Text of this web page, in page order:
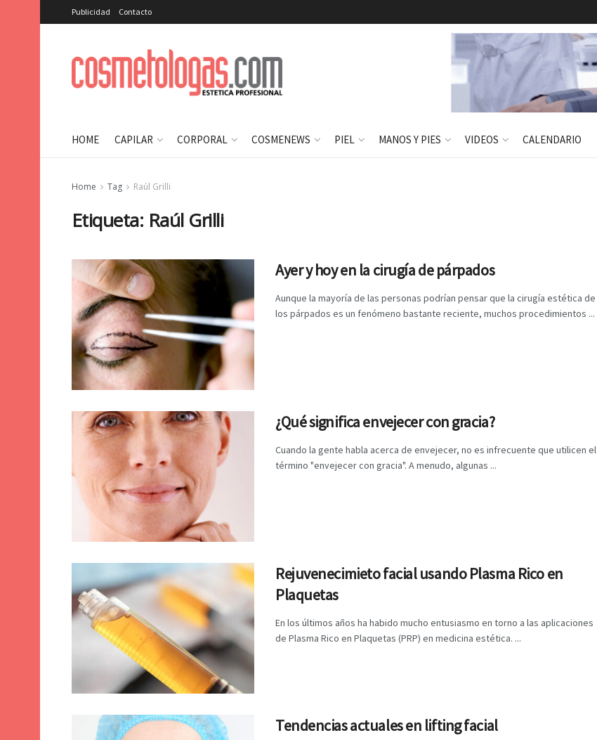
Publicidad Contacto
HOME CAPILAR CORPORAL COSMENEWS PIEL MANOS Y PIES VIDEOS CALENDARIO
Home Tag Raúl Grilli
Etiqueta: Raúl Grilli
Ayer y hoy en la cirugía de párpados
Aunque la mayoría de las personas podrían pensar que la cirugía estética de
los párpados es un fenómeno bastante reciente, muchos procedimientos ...
¿Qué significa envejecer con gracia?
Cuando la gente habla acerca de envejecer, no es infrecuente que utilicen el
término "envejecer con gracia". A menudo, algunas ...
Rejuvenecimieto facial usando Plasma Rico en
Plaquetas
En los últimos años ha habido mucho entusiasmo en torno a las aplicaciones
de Plasma Rico en Plaquetas (PRP) en medicina estética. ...
Tendencias actuales en lifting facial